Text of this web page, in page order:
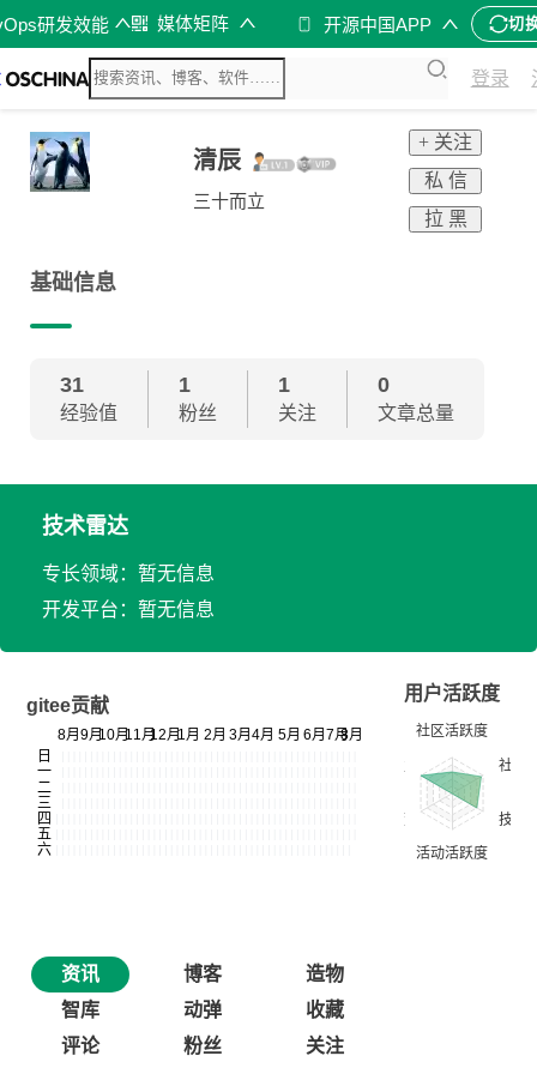
研发效能 媒体矩阵 开源中国APP 切
登录
清辰
三十而立
+ 关注
私 信
拉 黑
基础信息
31
经验值
1
粉丝
1
关注
0
文章总量
技术雷达
专长领域：暂无信息
开发平台：暂无信息
gitee贡献
用户活跃度
资讯 博客
造物
智库
动弹
收藏
评论
粉丝 关注